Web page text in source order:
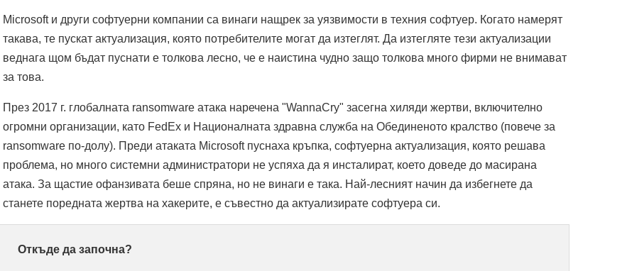
Microsoft и други софтуерни компании са винаги нащрек за уязвимости в техния софтуер. Когато намерят
такава, те пускат актуализация, която потребителите могат да изтеглят. Да изтегляте тези актуализации
веднага щом бъдат пуснати е толкова лесно, че е наистина чудно защо толкова много фирми не внимават
за това.
През 2017 г. глобалната ransomware атака наречена "WannaCry" засегна хиляди жертви, включително
огромни организации, като FedEx и Националната здравна служба на Обединеното кралство (повече за
ransomware по-долу). Преди атаката Microsoft пуснаха кръпка, софтуерна актуализация, която решава
проблема, но много системни администратори не успяха да я инсталират, което доведе до масирана
атака. За щастие офанзивата беше спряна, но не винаги е така. Най-лесният начин да избегнете да
станете поредната жертва на хакерите, е съвестно да актуализирате софтуера си.
Откъде да започна?